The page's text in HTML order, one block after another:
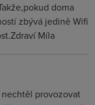
doma
zbývá jedině Wifi
Míla
provozovat